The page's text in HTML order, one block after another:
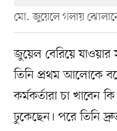
মো. জুয়েলে গলায়
জুয়েল বেরিয়ে
তিনি প্রথম আলোকে
কর্মকর্তারা চা খাবেন
ঢুকেছেন। পরে তিনি